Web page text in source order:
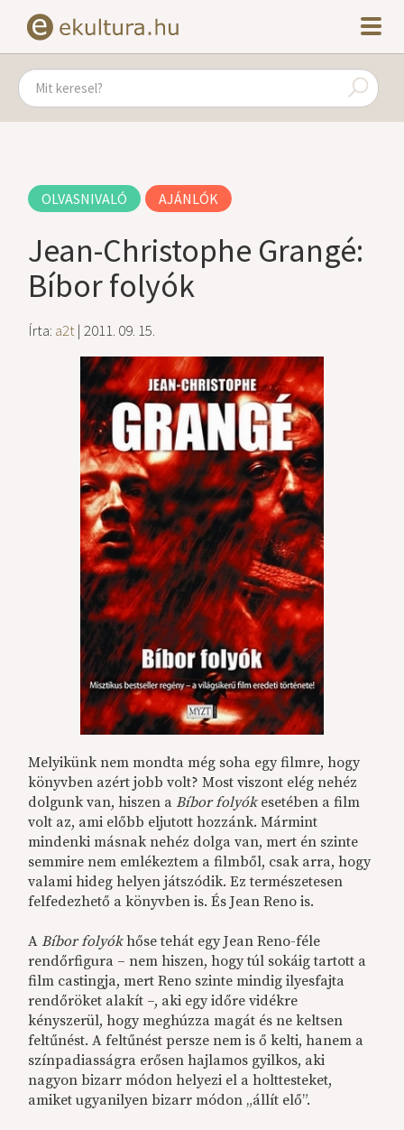
OLVASNIVALÓ AJÁNLÓK
Jean-Christophe Grangé:
Bíbor folyók
Írta: a2t| 2011. 09. 15.
Melyikünk nem mondta még soha egy filmre, hogy
könyvben azért jobb volt? Most viszont elég nehéz
dolgunk van, hiszen aBíbor folyókesetében a film
volt az, ami előbb eljutott hozzánk. Mármint
mindenki másnak nehéz dolga van, mert én szinte
semmire nem emlékeztem a filmből, csak arra, hogy
valami hideg helyen játszódik. Ez természetesen
felfedezhető a könyvben is. És Jean Reno is.
ABíbor folyókhőse tehát egy Jean Reno-féle
rendőrfigura – nem hiszen, hogy túl sokáig tartott a
film castingja, mert Reno szinte mindig ilyesfajta
rendőröket alakít –, aki egy időre vidékre
kényszerül, hogy meghúzza magát és ne keltsen
feltűnést. A feltűnést persze nem is ő kelti, hanem a
színpadiasságra erősen hajlamos gyilkos, aki
nagyon bizarr módon helyezi el a holttesteket,
amiket ugyanilyen bizarr módon „állít elő”.